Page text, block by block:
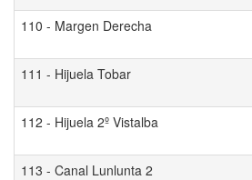
110 - Margen Derecha
111 - Hijuela Tobar
112 - Hijuela 2º Vistalba
113 - Canal Lunlunta 2